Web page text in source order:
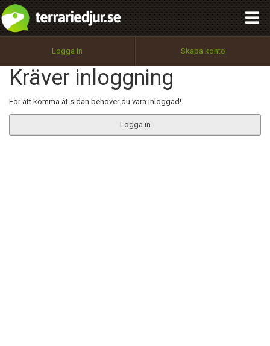
Logga in Skapa konto
Kräver inloggning
För att komma åt sidan behöver du vara inloggad!
Logga in
Utför
100%
OK
integritetspolicy
Namn:
Epost:
Begär nytt lösenord
Tillbaka till förstasidan